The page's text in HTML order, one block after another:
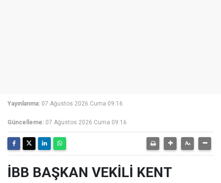
Yayınlanma: 07 Ağustos 2026 Cuma 09:16
Güncelleme: 07 Ağustos 2026 Cuma 09:16
İBB BAŞKAN VEKİLİ KENT